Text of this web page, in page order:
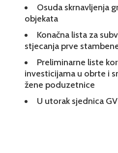
Osuda skrnavljenja
objekata
Konačna lista za
stjecanja prve
Preliminarne liste
investicijama u obrte i
žene poduzetnice
U utorak sjednica